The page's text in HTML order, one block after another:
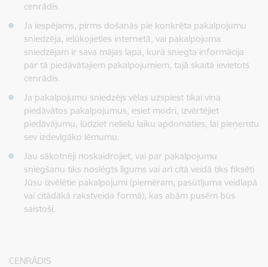
cenrādis.
Ja iespējams, pirms došanās pie konkrēta pakalpojumu
sniedzēja, ielūkojieties internetā, vai pakalpojuma
sniedzējam ir sava mājas lapa, kurā sniegta informācija
par tā piedāvātajiem pakalpojumiem, tajā skaitā ievietots
cenrādis.
Ja pakalpojumu sniedzējs vēlas uzspiest tikai viņa
piedāvātos pakalpojumus, esiet modri, izvērtējiet
piedāvājumu, lūdziet nelielu laiku apdomāties, lai pieņemtu
sev izdevīgāko lēmumu.
Jau sākotnēji noskaidrojiet, vai par pakalpojumu
sniegšanu tiks noslēgts līgums vai arī citā veidā tiks fiksēti
Jūsu izvēlētie pakalpojumi (piemēram, pasūtījuma veidlapā
vai citādākā rakstveida formā), kas abām pusēm būs
saistoši.
CENRĀDIS